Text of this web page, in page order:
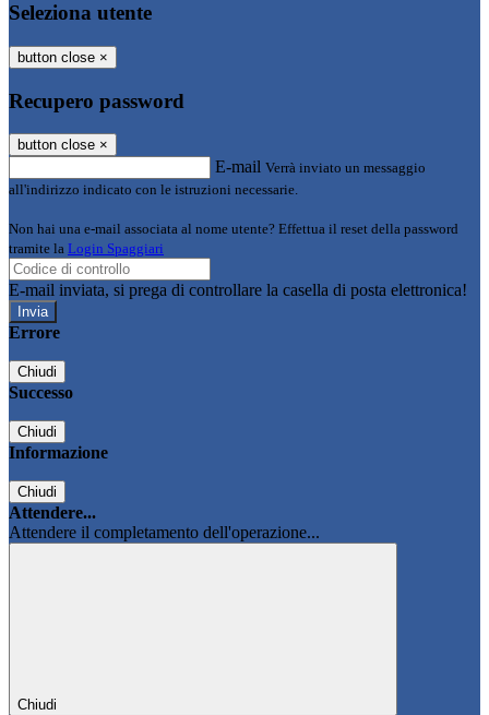
Seleziona utente
button close ×
Recupero password
button close ×
E-mail Verrà inviato un messaggio
all'indirizzo indicato con le istruzioni necessarie.
Non hai una e-mail associata al nome utente? Effettua il reset della password
tramite la Login Spaggiari
E-mail inviata, si prega di controllare la casella di posta elettronica!
Errore
Chiudi
Successo
Chiudi
Informazione
Chiudi
Attendere...
Attendere il completamento dell'operazione...
Chiudi